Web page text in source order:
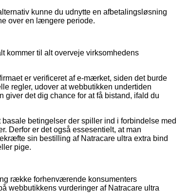
kunne du udnytte en afbetalingsløsning
over en længere periode.
kommer til alt overveje virksomhedens
er verificeret af e-mærket, siden det burde
regler, udover at webbutikken undertiden
det dig chance for at få bistand, ifald du
betingelser der spiller ind i forbindelse med
Derfor er det også essesentielt, at man
sin bestilling af Natracare ultra extra bind
pige.
række forhenværende konsumenters
webbutikkens vurderinger af Natracare ultra